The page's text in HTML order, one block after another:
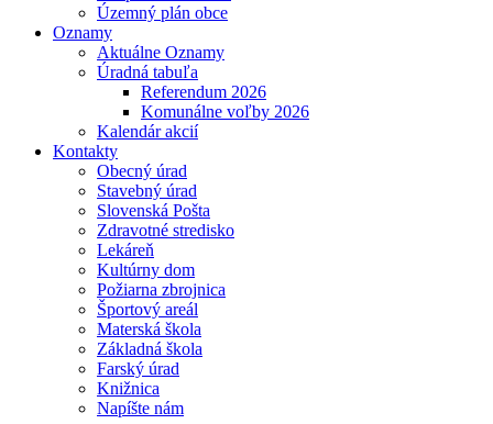
Územný plán obce
Oznamy
Aktuálne Oznamy
Úradná tabuľa
Referendum 2026
Komunálne voľby 2026
Kalendár akcií
Kontakty
Obecný úrad
Stavebný úrad
Slovenská Pošta
Zdravotné stredisko
Lekáreň
Kultúrny dom
Požiarna zbrojnica
Športový areál
Materská škola
Základná škola
Farský úrad
Knižnica
Napíšte nám